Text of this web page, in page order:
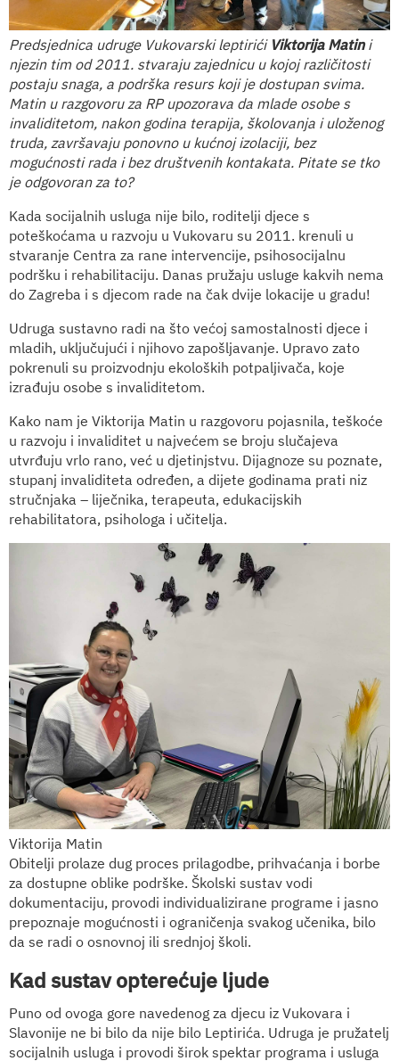
Predsjednica udruge Vukovarski leptirići Viktorija Matini
njezin tim od 2011. stvaraju zajednicu u kojoj različitosti
postaju snaga, a podrška resurs koji je dostupan svima.
Matin u razgovoru za RP upozorava da mlade osobe s
invaliditetom, nakon godina terapija, školovanja i uloženog
truda, završavaju ponovno u kućnoj izolaciji, bez
mogućnosti rada i bez društvenih kontakata. Pitate se tko
je odgovoran za to?
Kada socijalnih usluga nije bilo, roditelji djece s
poteškoćama u razvoju u Vukovaru su 2011. krenuli u
stvaranje Centra za rane intervencije, psihosocijalnu
podršku i rehabilitaciju. Danas pružaju usluge kakvih nema
do Zagreba i s djecom rade na čak dvije lokacije u gradu!
Udruga sustavno radi na što većoj samostalnosti djece i
mladih, uključujući i njihovo zapošljavanje. Upravo zato
pokrenuli su proizvodnju ekoloških potpaljivača, koje
izrađuju osobe s invaliditetom.
Kako nam je Viktorija Matin u razgovoru pojasnila, teškoće
u razvoju i invaliditet u najvećem se broju slučajeva
utvrđuju vrlo rano, već u djetinjstvu. Dijagnoze su poznate,
stupanj invaliditeta određen, a dijete godinama prati niz
stručnjaka – liječnika, terapeuta, edukacijskih
rehabilitatora, psihologa i učitelja.
Viktorija Matin
Obitelji prolaze dug proces prilagodbe, prihvaćanja i borbe
za dostupne oblike podrške. Školski sustav vodi
dokumentaciju, provodi individualizirane programe i jasno
prepoznaje mogućnosti i ograničenja svakog učenika, bilo
da se radi o osnovnoj ili srednjoj školi.
Kad sustav opterećuje ljude
Puno od ovoga gore navedenog za djecu iz Vukovara i
Slavonije ne bi bilo da nije bilo Leptirića. Udruga je pružatelj
socijalnih usluga i provodi širok spektar programa i usluga